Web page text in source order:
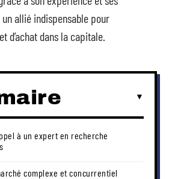
allié indispensable pour
d’achat dans la capitale.
à un expert en recherche
complexe et concurrentiel